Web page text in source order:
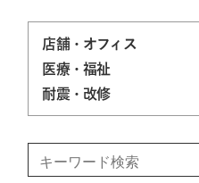
店舗・オフィス
医療・福祉
耐震・改修